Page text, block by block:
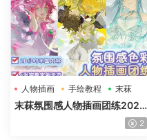
人物插画 手绘教程 末菻
末菻氛围感人物插画团练2025
2